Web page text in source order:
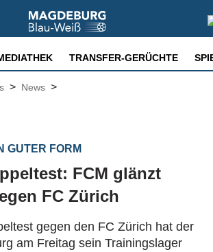
TRANSFER-GERÜCHTE
> News >
GUTER FORM
FCM glänzt
FC Zürich
gegen den FC Zürich hat der
am Freitag sein Trainingslager